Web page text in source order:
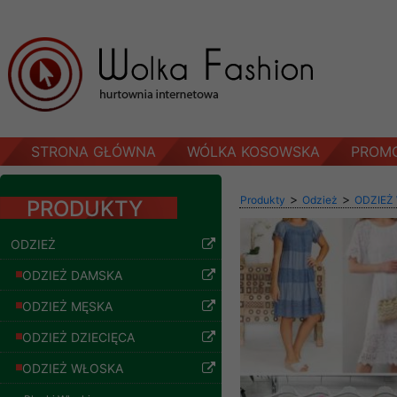
STRONA GŁÓWNA WÓLKA KOSOWSKA
PRODUKTY
ODZIEŻ
ODZIEŻ DAMSKA
ODZIEŻ MĘSKA
ODZIEŻ DZIECIĘCA
ODZIEŻ WŁOSKA
Produkty > Odzież > ODZIEŻ